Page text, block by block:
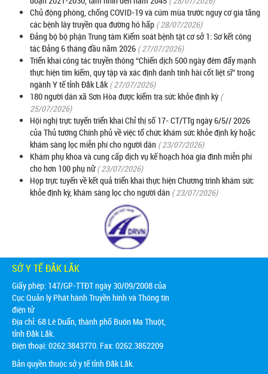
Chủ động phòng, chống COVID-19 và cúm mùa trước nguy cơ gia tăng
các bệnh lây truyền qua đường hô hấp ( 28/07/2026)
Đảng bộ bộ phận Trung tâm Kiểm soát bệnh tật cơ sở 1: Sơ kết công
tác Đảng 6 tháng đầu năm 2026 ( 27/07/2026)
Triển khai công tác truyền thông “Chiến dịch 500 ngày đêm đẩy mạnh
thực hiện tìm kiếm, quy tập và xác định danh tính hài cốt liệt sĩ” trong
ngành Y tế tỉnh Đắk Lắk ( 27/07/2026)
180 người dân xã Sơn Hòa được kiểm tra sức khỏe định kỳ (
25/07/2026)
Hội nghị trực tuyến triển khai Chỉ thị số 17- CT/TTg ngày 6/5// 2026
của Thủ tướng Chính phủ về việc tổ chức khám sức khỏe định kỳ hoặc
khám sàng lọc miễn phí cho người dân ( 23/07/2026)
Khám phụ khoa và cung cấp dịch vụ kế hoạch hóa gia đình miễn phí
cho hơn 100 phụ nữ ( 23/07/2026)
Họp trực tuyến về kết quả triển khai thực hiện Chương trình khám sức
khỏe định kỳ, khám sàng lọc cho người dân ( 23/07/2026)
SỞ Y TẾ ĐẮK LẮK
Giấy phép: 147/GP-TTĐT ngày 30/09/2008 của
Cục Quản lý Phát hành Truyền hình và Thông tin
điện tử
Địa chỉ:68 Lê Duẩn, thành phố Buôn Ma Thuột,
tỉnh Đắk Lắk.
Điện thoại: 0262.3843770. Fax: 0262.3852209
Bản quyền thuộc sở y tế tỉnh Đắk Lắk.